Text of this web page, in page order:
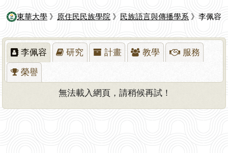
東華大學 》 原住民民族學院 》 民族語言與傳播學系 》李佩容
李佩容 研究 計畫 教學 服務
榮譽
無法載入網頁，請稍候再試！